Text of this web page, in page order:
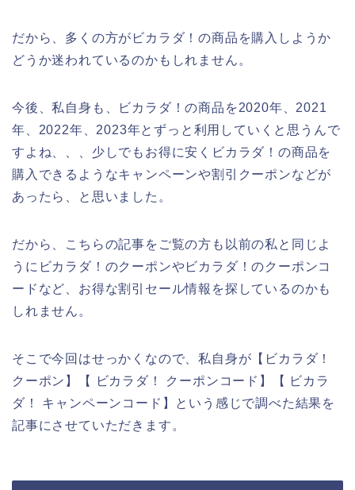
だから、多くの方がビカラダ！の商品を購入しようか
どうか迷われているのかもしれません。
今後、私自身も、ビカラダ！の商品を2020年、2021
年、2022年、2023年とずっと利用していくと思うんで
すよね、、、少しでもお得に安くビカラダ！の商品を
購入できるようなキャンペーンや割引クーポンなどが
あったら、と思いました。
だから、こちらの記事をご覧の方も以前の私と同じよ
うにビカラダ！のクーポンやビカラダ！のクーポンコ
ードなど、お得な割引セール情報を探しているのかも
しれません。
そこで今回はせっかくなので、私自身が【ビカラダ！
クーポン】【 ビカラダ！ クーポンコード】【 ビカラ
ダ！ キャンペーンコード】という感じで調べた結果を
記事にさせていただきます。